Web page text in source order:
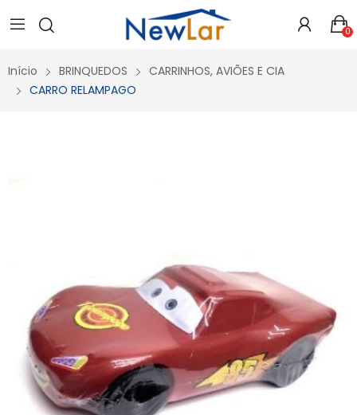
Secure crypto portfolio manager for desktops and mobile -
Visit Ledger Live
- easily manage, stake, and track assets. 0
Início BRINQUEDOS
CARRINHOS, AVIÕES E CIA
CARRO RELAMPAGO